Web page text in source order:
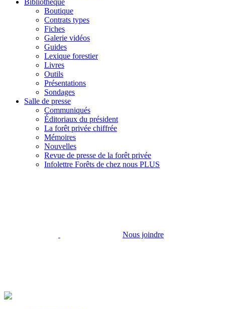
Bibliothèque
Boutique
Contrats types
Fiches
Galerie vidéos
Guides
Lexique forestier
Livres
Outils
Présentations
Sondages
Salle de presse
Communiqués
Éditoriaux du président
La forêt privée chiffrée
Mémoires
Nouvelles
Revue de presse de la forêt privée
Infolettre Forêts de chez nous PLUS
Nous joindre